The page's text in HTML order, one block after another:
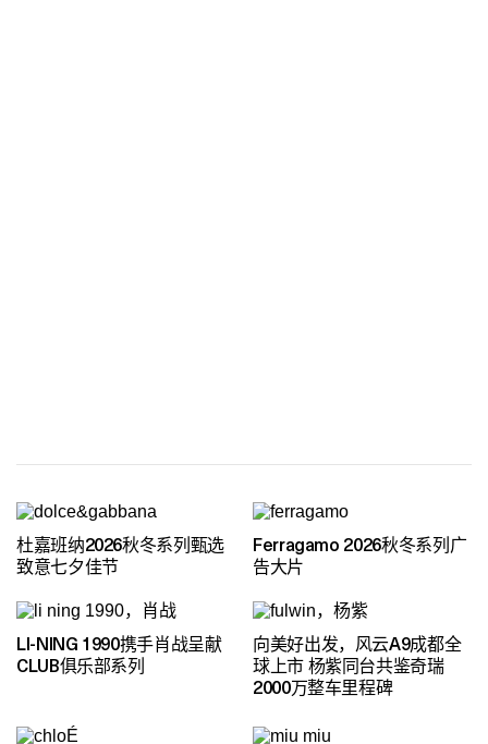
杜嘉班纳2026秋冬系列甄选
致意七夕佳节
Ferragamo 2026秋冬系列广
告大片
LI-NING 1990携手肖战呈献
CLUB俱乐部系列
向美好出发，风云A9成都全
球上市 杨紫同台共鉴奇瑞
2000万整车里程碑